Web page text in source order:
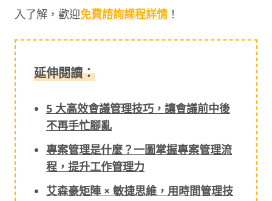
入了解，歡迎免費諮詢課程詳情 ！
延伸閱讀：
5 大高效會議管理技巧，讓會議前中後
不再手忙腳亂
專案管理是什麼？一圖掌握專案管理流
程，提升工作管理力
艾森豪矩陣 × 敏捷思維，用時間管理技